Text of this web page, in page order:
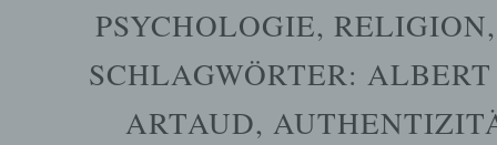
PSYCHOLOGIE, RELIGION
SCHLAGWÖRTER:
ARTAUD,